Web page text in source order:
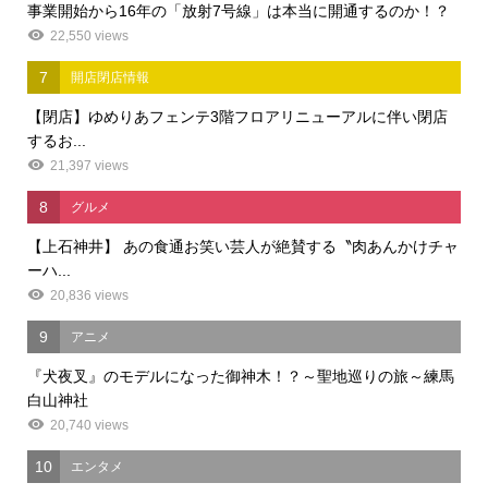
事業開始から16年の「放射7号線」は本当に開通するのか！？
22,550 views
7 開店閉店情報
【閉店】ゆめりあフェンテ3階フロアリニューアルに伴い閉店
するお...
21,397 views
8 グルメ
【上石神井】 あの食通お笑い芸人が絶賛する〝肉あんかけチャ
ーハ...
20,836 views
9 アニメ
『犬夜叉』のモデルになった御神木！？～聖地巡りの旅～練馬
白山神社
20,740 views
10 エンタメ